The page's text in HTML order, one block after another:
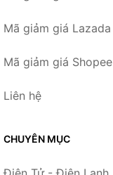
Mã giảm giá Lazada
Mã giảm giá Shopee
Liên hệ
CHUYÊN MỤC